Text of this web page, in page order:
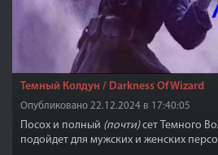
Темный Колдун / Darkness Of Wizard
Опубликовано 22.12.2024 в 17:40:05
Посох и полный (почти)сет Темного
подойдет для мужских и женских